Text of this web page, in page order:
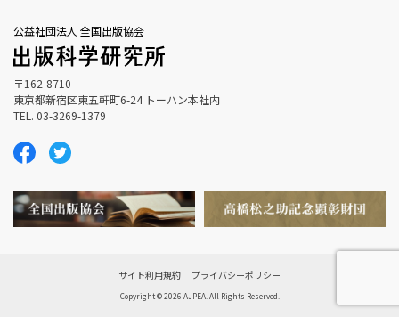
公益社団法人 全国出版協会
〒162-8710
東京都新宿区東五軒町6-24 トーハン本社内
TEL. 03-3269-1379
サイト利用規約 プライバシーポリシー
Copyright © 2026 AJPEA. All Rights Reserved.